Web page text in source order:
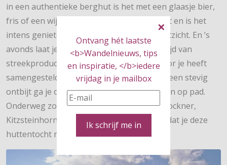
Ontvang hét laatste
<b>Wandelnieuws, tips
en inspiratie, </b>iedere
vrijdag in je mailbox
Ik schrijf me in
in een authentieke berghut is het met een glaasje bier,
fris of een wijntje fijn bijkomen van de tocht en is het
intens genieten van de omgeving en het uitzicht. En ’s
avonds laat je je verwennen met een maaltijd van
streekproducten, die de ‘Wirt’ of ‘Wirtin’ voor je heeft
samengesteld. Na een goede nachtrust en een stevig
ontbijt ga je de volgende dag weer herboren op pad.
Onderweg zorgt het uitzicht op de Grossglockner,
Kitzsteinhorn of de Bischofsmütze ervoor dat je deze
huttentocht niet snel zal vergeten.